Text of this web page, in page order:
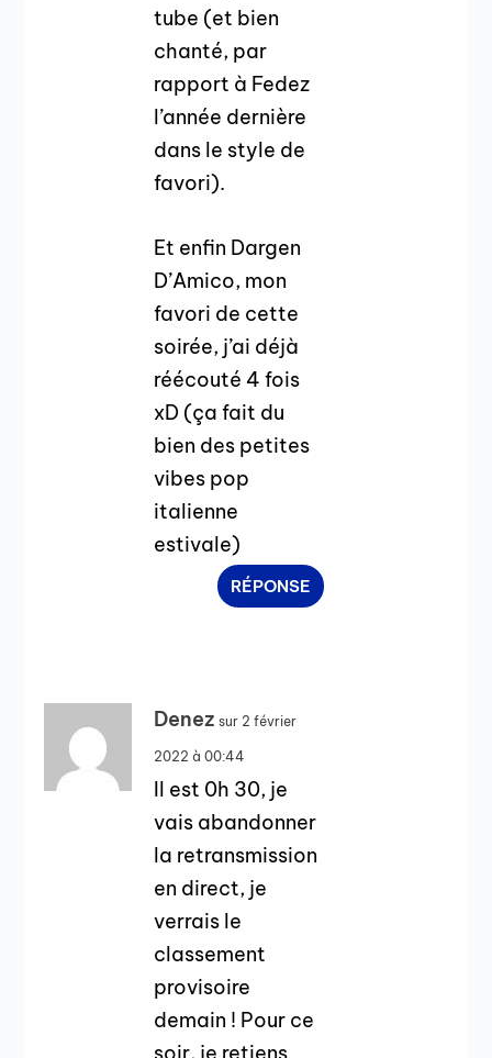
tube (et bien
chanté, par
rapport à Fedez
l’année dernière
dans le style de
favori).
Et enfin Dargen
D’Amico, mon
favori de cette
soirée, j’ai déjà
réécouté 4 fois
xD (ça fait du
bien des petites
vibes pop
italienne
estivale)
RÉPONSE
Denez sur 2 février
2022 à 00:44
Il est 0h 30, je
vais abandonner
la retransmission
en direct, je
verrais le
classement
provisoire
demain ! Pour ce